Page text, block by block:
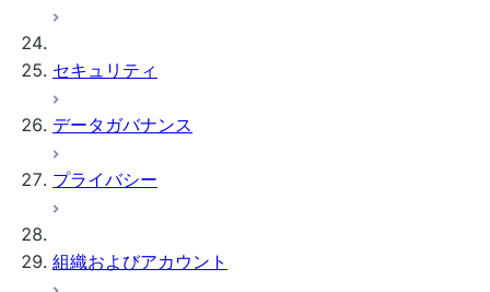
セキュリティ
データガバナンス
プライバシー
組織およびアカウント